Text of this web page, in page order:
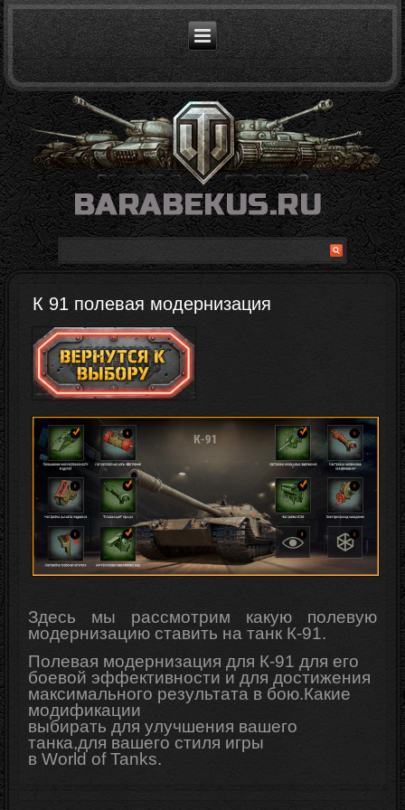
К 91 полевая модернизация
Здесь мы рассмотрим какую полевую
модернизацию ставить на танк К-91.
Полевая модернизация для К-91 для его
боевой эффективности и для достижения
максимального результата в бою.Какие
модификации
выбирать дляулучшения вашего
танка,для вашего стиля игры
вWorld ofTanks.